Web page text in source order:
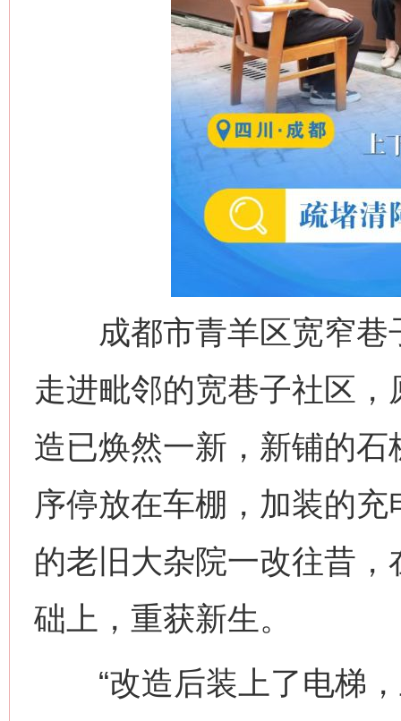
成都市青羊区宽窄巷
走进毗邻的宽巷子社区
造已焕然一新，新铺的
序停放在车棚，加装的
的老旧大杂院一改往昔
础上，重获新生。
“改造后装上了电梯，